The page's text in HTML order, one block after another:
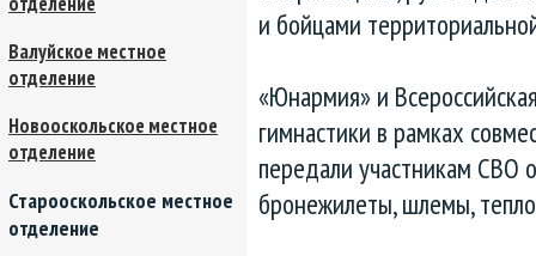
и бойцами
«Юнармия» и
гимнастики в рамках
передали участникам СВО
бронежилеты, шлемы,
Валуйское местное
отделение
Новооскольское местное
отделение
Старооскольское местное
отделение